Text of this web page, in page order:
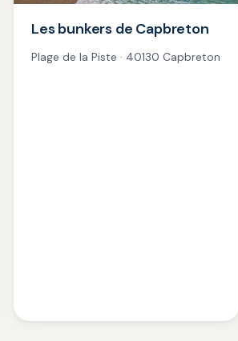
Les bunkers de Capbreton
Plage de la Piste · 40130 Capbreton